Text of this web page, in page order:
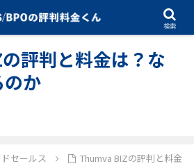
09.08.2025
評判と料金は？な
か
セールス
Thumva BIZの評判と料金
検索